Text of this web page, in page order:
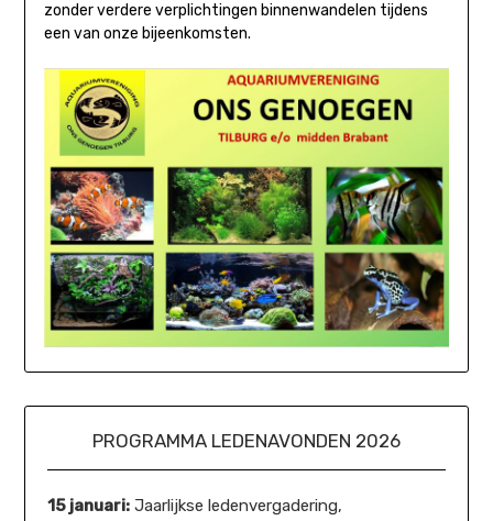
zonder verdere verplichtingen binnenwandelen tijdens
een van onze bijeenkomsten.
PROGRAMMA LEDENAVONDEN 2026
15 januari: Jaarlijkse ledenvergadering,